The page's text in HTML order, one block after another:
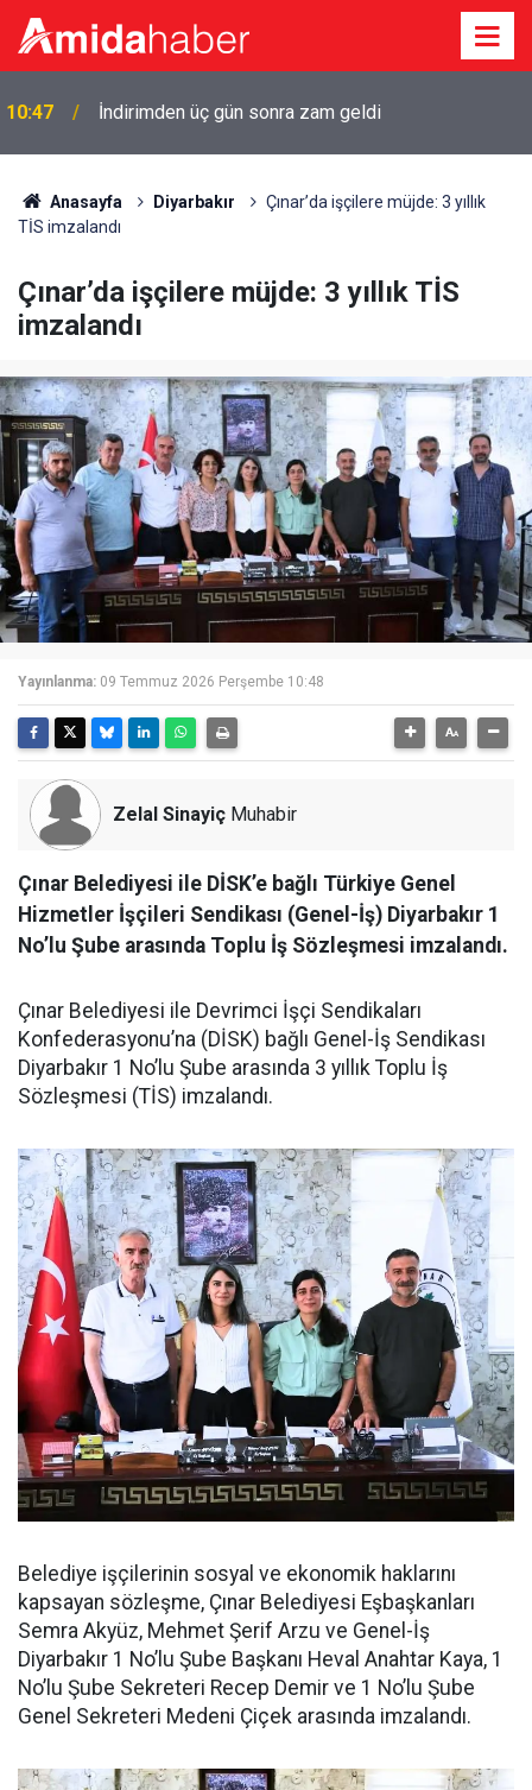
10:38 Diyarbakır'da aynı gece iki evde yangın
Anasayfa Diyarbakır
Çınar’da işçilere müjde: 3 yıllık
TİS imzalandı
Çınar’da işçilere müjde: 3 yıllık TİS
imzalandı
Yayınlanma: 09 Temmuz 2026 Perşembe 10:48
Zelal Sinayiç Muhabir
Çınar Belediyesi ile DİSK’e bağlı Türkiye Genel
Hizmetler İşçileri Sendikası (Genel-İş) Diyarbakır 1
No’lu Şube arasında Toplu İş Sözleşmesi imzalandı.
Çınar Belediyesi ile Devrimci İşçi Sendikaları
Konfederasyonu’na (DİSK) bağlı Genel-İş Sendikası
Diyarbakır 1 No’lu Şube arasında 3 yıllık Toplu İş
Sözleşmesi (TİS) imzalandı.
Belediye işçilerinin sosyal ve ekonomik haklarını
kapsayan sözleşme, Çınar Belediyesi Eşbaşkanları
Semra Akyüz, Mehmet Şerif Arzu ve Genel-İş
Diyarbakır 1 No’lu Şube Başkanı Heval Anahtar Kaya, 1
No’lu Şube Sekreteri Recep Demir ve 1 No’lu Şube
Genel Sekreteri Medeni Çiçek arasında imzalandı.